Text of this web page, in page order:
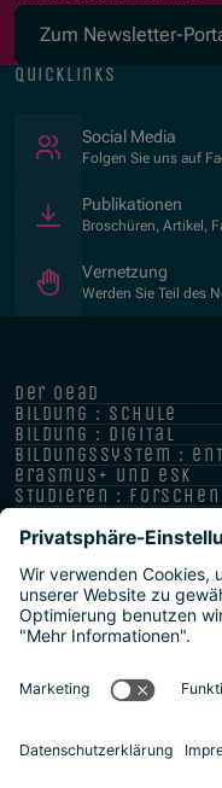
Zum Newsletter-
quicklinks
Social Media
Folgen Sie uns auf
Publikationen
Broschüren, Artikel,
Vernetzung
Werden Sie Teil des
der oead
bildung : schule
bildung : digital
bildungssystem :
erasmus+ und esk
studieren :
hochschule :
Datenschutz